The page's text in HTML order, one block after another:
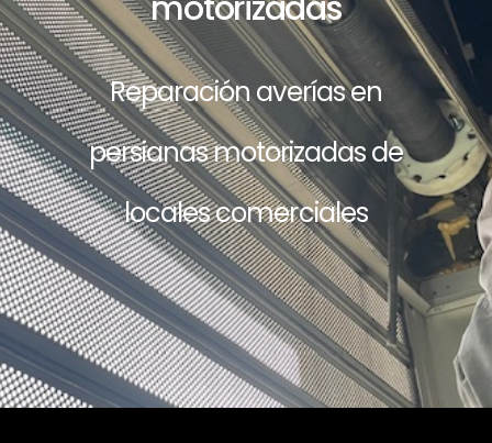
Reparación averías en
persianas motorizadas de
locales comerciales